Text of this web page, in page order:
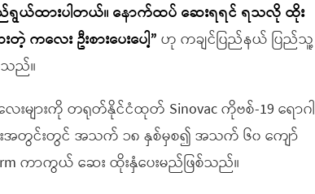
ရွယ်ထားပါတယ်။ နောက်ထပ် ဆေးရရင် ရသလို ထိုး
လေး ဦးစားပေးပေါ့” ဟု ကချင်ပြည်နယ် ပြည်သူ့
သည်။
ျားကို တရုတ်နိုင်ငံထုတ် Sinovac ကိုဗစ်-19 ရောဂါ
းအတွင်းတွင် အသက် ၁၈ နှစ်မှစ၍ အသက် ၆၀ ကျော်
ကာကွယ် ဆေး ထိုးနှံပေးမည်ဖြစ်သည်။